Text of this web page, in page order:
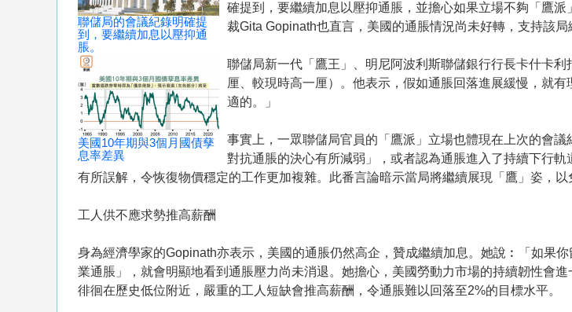
聯儲局的會議紀錄明確提
到，要繼續加息以壓抑通
脹。
美國10年期與3個月國債孳
息率差異
確提到，要繼續加息以壓抑通脹，並擔心如果立場不夠「鷹
裁Gita Gopinath也直言，美國的通脹情況尚未好轉，支持該局
聯儲局新一代「鷹王」、明尼阿波利斯聯儲銀行行長卡什卡
厘、較現時高一厘）。他表示，假如通脹回落進展緩慢，就
適的。」
事實上，一眾聯儲局官員的「鷹派」立場也體現在上次的會
對抗通脹的決心有所減弱」，或者認為通脹進入了持續下行
有所誤解，令恢復物價穩定的工作更加複雜。此番言論暗示當局將繼續展現「鷹」姿，以
工人供不應求勢推高薪酬
身為經濟學家的Gopinath亦表示，美國的通脹仍然高企，贊成繼續加息。她說︰「如果
業通脹」，就會明顯地看到通脹壓力尚未消退。她擔心，美國勞動力市場的持續韌性會
徘徊在歷史低位附近，嚴重的工人短缺會推高薪酬，令通脹難以回落至2%的目標水平。